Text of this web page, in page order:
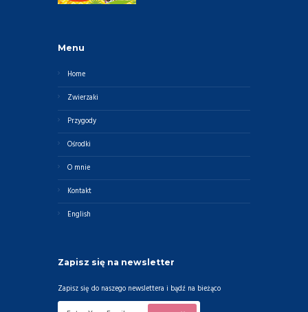
Menu
Home
Zwierzaki
Przygody
Ośrodki
O mnie
Kontakt
English
Zapisz się na newsletter
Zapisz się do naszego newslettera i bądź na bieżąco